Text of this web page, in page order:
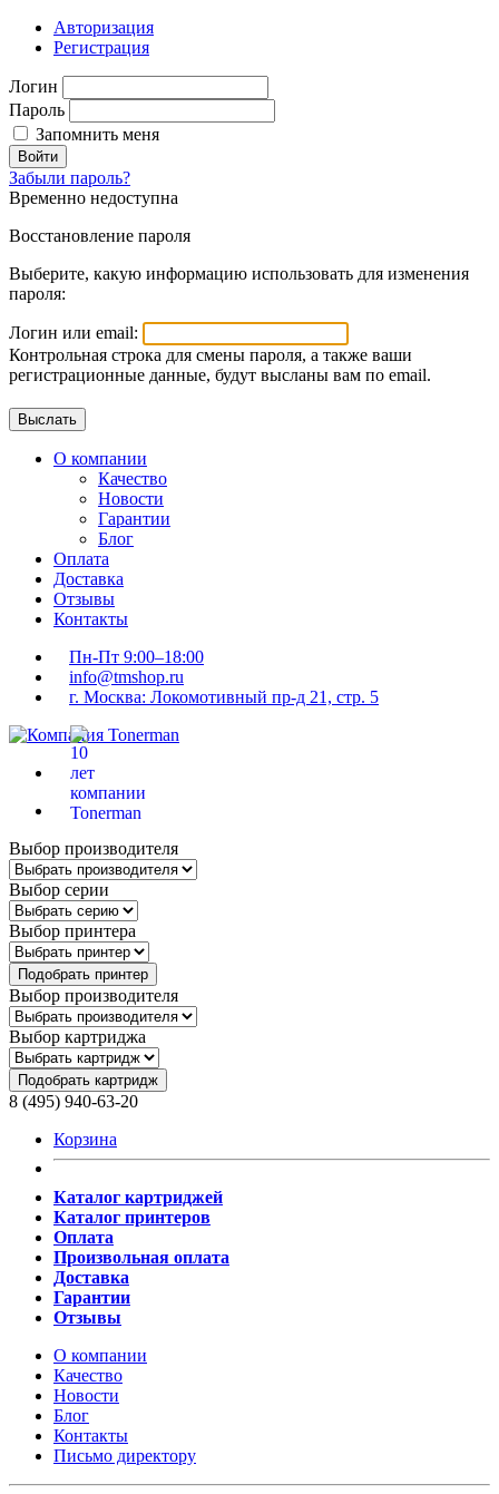
Авторизация
Регистрация
Логин
Пароль
Запомнить меня
Войти
Забыли пароль?
Временно недоступна
Восстановление пароля
Выберите, какую информацию использовать для изменения
пароля:
Логин или email:
Контрольная строка для смены пароля, а также ваши
регистрационные данные, будут высланы вам по email.
О компании
Качество
Новости
Гарантии
Блог
Оплата
Доставка
Отзывы
Контакты
Пн-Пт 9:00–18:00
info@tmshop.ru
г. Москва: Локомотивный пр-д 21, стр. 5
Выбор производителя
Выбор серии
Выбор принтера
Подобрать принтер
Выбор производителя
Выбор картриджа
Подобрать картридж
8 (495) 940-63-20
Корзина
Каталог картриджей
Каталог принтеров
Оплата
Произвольная оплата
Доставка
Гарантии
Отзывы
О компании
Качество
Новости
Блог
Контакты
Письмо директору